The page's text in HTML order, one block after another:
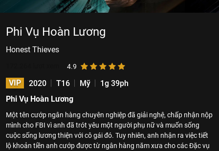
Phi Vụ Hoàn Lương
Honest Thieves
4.9
VIP 2020 T16 Mỹ
1g 39ph
Phi Vụ Hoàn Lương
Một tên cướp ngân hàng chuyên nghiệp đã giải nghệ, chấp nhận nộp
mình cho FBI vì anh đã trót yêu một người phụ nữ và muốn sống
cuộc sống lương thiện với cô gái đó. Tuy nhiên, anh nhận ra việc tiết
lộ khoản tiền anh cướp được từ ngân hàng năm xưa cho các Đặc vụ